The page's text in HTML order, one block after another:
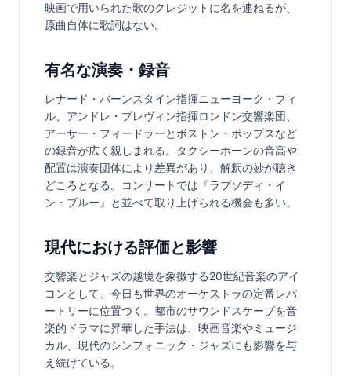
映画で用いられた歌のクレジットに名を連ねるが、
原曲自体に歌詞はない。
有名な演奏・録音
レナード・バーンスタイン指揮ニューヨーク・フィ
ル、アンドレ・プレヴィン指揮ロンドン交響楽団、
アーサー・フィードラーとボストン・ポップスなど
の録音が広く親しまれる。タクシーホーンの音高や
配置は演奏団体により差異があり、解釈の妙が聴き
どころとなる。コンサートでは『ラプソディ・イ
ン・ブルー』と並べて取り上げられる機会も多い。
現代における評価と影響
交響楽とジャズの越境を象徴する20世紀音楽のアイ
コンとして、今日も世界のオーケストラの定番レパ
ートリーに位置づく。都市のサウンドスケープを音
楽的ドラマに昇華した手法は、映画音楽やミュージ
カル、現代のシンフォニック・ジャズにも影響を与
え続けている。